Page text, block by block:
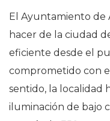
El Ayuntamiento de
hacer de la ciudad
eficiente desde el
comprometido con
sentido, la localidad
iluminación de bajo